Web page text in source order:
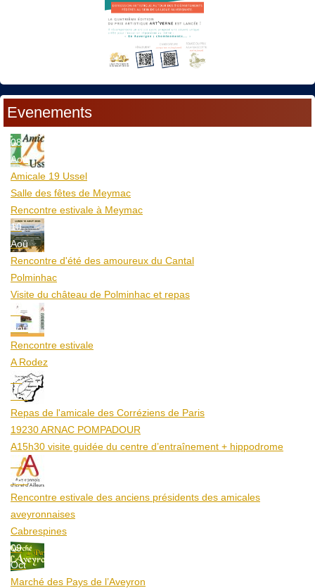
Evenements
08
Aoû
Amicale 19 Ussel
Salle des fêtes de Meymac
Rencontre estivale à Meymac
10
Aoû
Rencontre d'été des amoureux du Cantal
Polminhac
Visite du château de Polminhac et repas
12
Aoû
Rencontre estivale
A Rodez
23
Aoû
Repas de l'amicale des Corréziens de Paris
19230 ARNAC POMPADOUR
A15h30 visite guidée du centre d’entraînement + hippodrome
25
Aoû
Rencontre estivale des anciens présidents des amicales
aveyronnaises
Cabrespines
09
Oct
Marché des Pays de l’Aveyron